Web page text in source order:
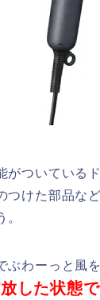
がついている
つけた部品な
。
ぶわーっと風
した状態